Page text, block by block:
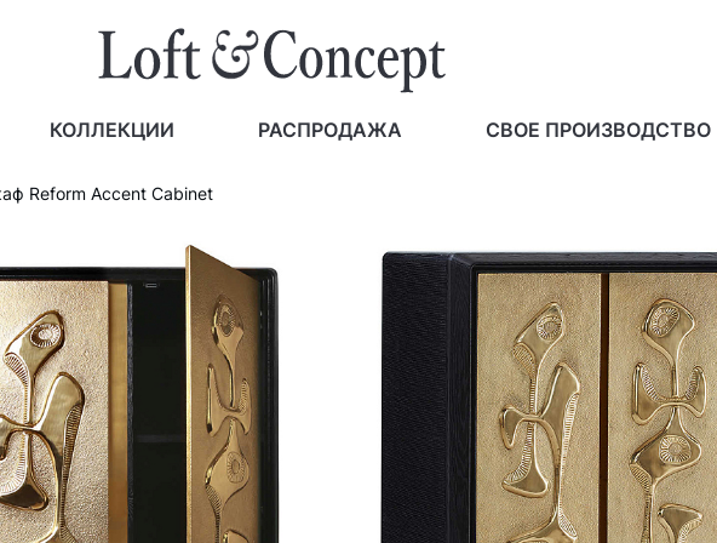
КОЛЛЕКЦИИ РАСПРОДАЖА СВОЕ ПРОИЗВОДСТВО
Reform Accent Cabinet